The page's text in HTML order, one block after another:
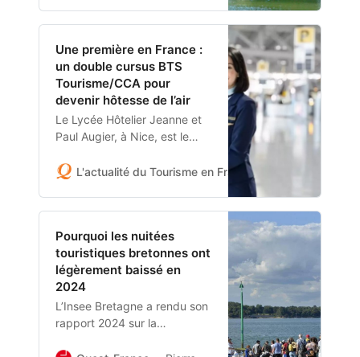
tant par sa lenteur que par sa
capacité à valoriser des
territoires riches d’histoire et
de paysages. Une tendance
qui gagne du terrain et qui
s’inscrit parfaitement dans
un tourisme plus durable. -
Une première en France :
un double cursus BTS
Tourisme/CCA pour
devenir hôtesse de l’air
Le Lycée Hôtelier Jeanne et
Paul Augier, à Nice, est le
proposer un double cursus
Mermoz. Ce programme
répond aux besoins
croissants du secteur aérien,
tout en développant les
compétences des étudiants…
L'actualité du Tourisme en France et à l'international
Pourquoi les nuitées
touristiques bretonnes ont
légèrement baissé en
2024
L’Insee Bretagne a rendu son
rapport 2024 sur la